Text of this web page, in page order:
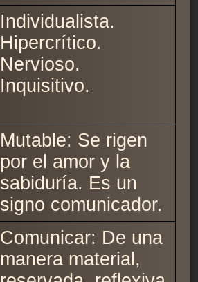
Individualista.
Hipercrítico.
Nervioso.
Inquisitivo.
Mutable: Se rigen
por el amor y la
sabiduría. Es un
signo comunicador.
Comunicar: De una
manera material,